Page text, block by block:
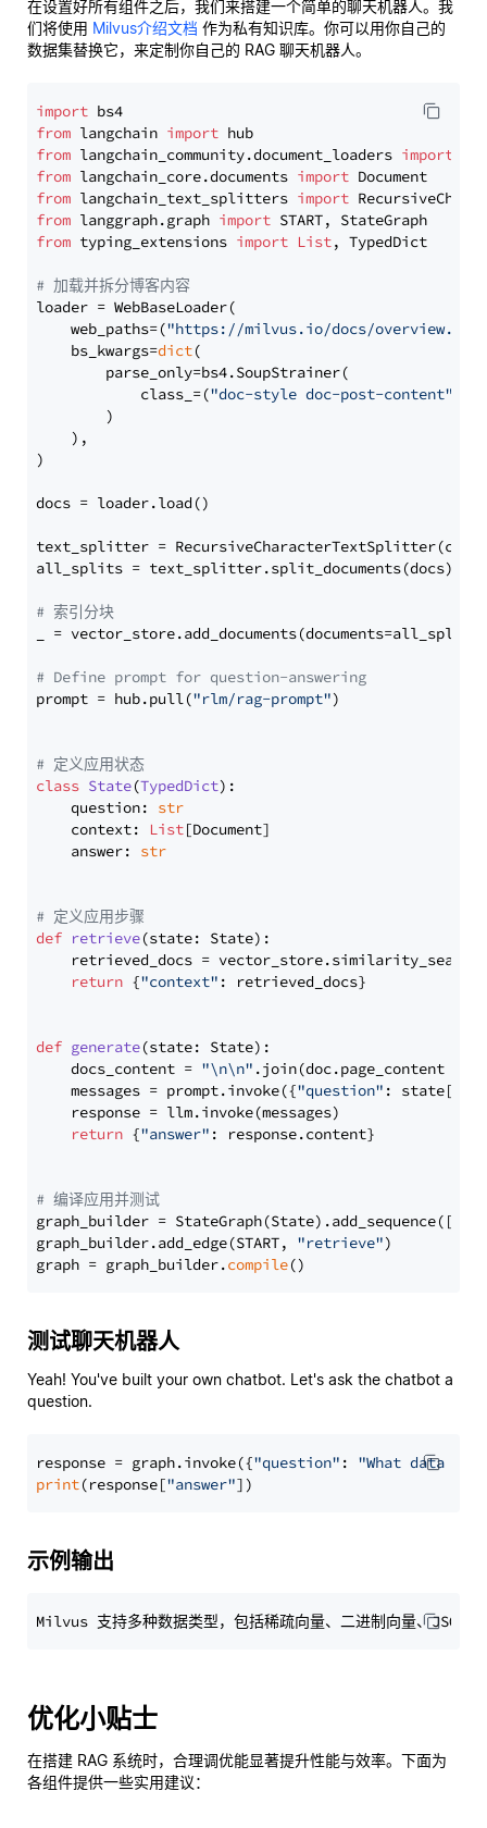
在设置好所有组件之后，我们来搭建一个简单的聊天机器人。我
们将使用 Milvus介绍文档 作为私有知识库。你可以用你自己的
数据集替换它，来定制你自己的 RAG 聊天机器人。
import
from langchain import
from langchain_community.document_loaders import
from langchain_core.documents import
from langchain_text_splitters import
from langgraph.graph import
from typing_extensions import List, TypedDict
# 加载并拆分博客内容
loader = WebBaseLoader(
    web_paths=(
"https://milvus.io/docs/overview.md"
    bs_kwargs=
dict(
        parse_only=bs4.SoupStrainer(
            class_=(
"doc-style doc-post-content"
        )
    ),
)
docs = loader.load()
text_splitter =
all_splits = text_splitter.split_documents(docs)
# 索引分块
_ = vector_store.add_documents(documents=all_splits)
# Define prompt for question-answering
prompt = hub.pull("rlm/rag-prompt")
# 定义应用状态
class State(TypedDict):
    question:
str
    context:
List[Document]
    answer:
str
# 定义应用步骤
def retrieve(state: State):
retrieved_docs =
return {"context" : retrieved_docs}
def generate(state: State):
    docs_content =
"\n\n" .join(doc.page_content
    messages = prompt.invoke({
"question" : state[
    response = llm.invoke(messages)
return {"answer" : response.content}
# 编译应用并测试
graph_builder =
graph_builder.add_edge(START, "retrieve")
graph = graph_builder.compile
测试聊天机器人
Yeah! You've built your own chatbot. Let's ask the chatbot a
question.
response = graph.invoke({"question" : "What data
print(response["answer"
示例输出
优化小贴士
在搭建 RAG 系统时，合理调优能显著提升性能与效率。下面为
各组件提供一些实用建议：